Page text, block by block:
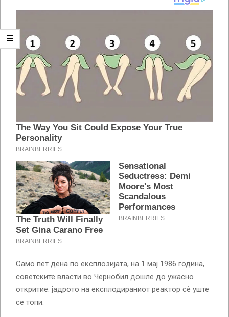
Само пет дена по експлозијата, на 1 мај 1986 година,
советските власти во Чернобил дошле до ужасно
откритие: јадрото на експлодираниот реактор сè уште
се топи.